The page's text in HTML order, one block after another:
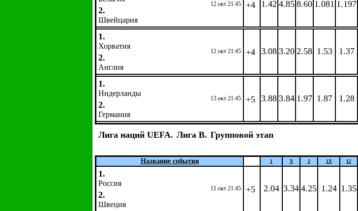
12 окт 21:45
2.
Швейцария
+4 1.42 4.85 8.60 1.081 1.197
1.
Хорватия
12 окт 21:45
2.
Англия
+4 3.08 3.20 2.58 1.53 1.37
1.
Нидерланды
13 окт 21:45
2.
Германия
+5 3.88 3.84 1.97 1.87 1.28
Лига наций UEFA. Лига B. Групповой этап
Название события 1 X 2 1X 12
1.
Россия
11 окт 21:45
2.
Швеция
+5 2.04 3.34 4.25 1.24 1.35